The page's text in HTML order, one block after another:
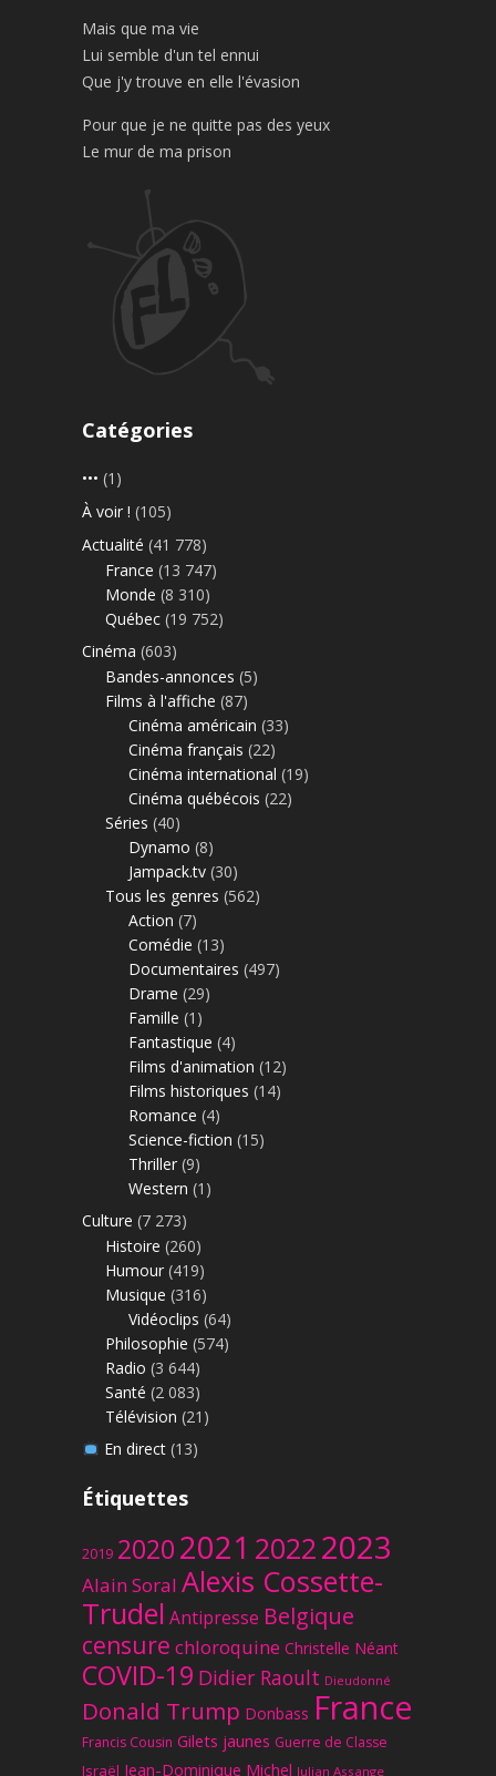
Mais que ma vie
Lui semble d'un tel ennui
Que j'y trouve en elle l'évasion
Pour que je ne quitte pas des yeux
Le mur de ma prison
Catégories
••• (1)
À voir ! (105)
Actualité (41 778)
France (13 747)
Monde (8 310)
Québec (19 752)
Cinéma (603)
Bandes-annonces (5)
Films à l'affiche (87)
Cinéma américain (33)
Cinéma français (22)
Cinéma international (19)
Cinéma québécois (22)
Séries (40)
Dynamo (8)
Jampack.tv (30)
Tous les genres (562)
Action (7)
Comédie (13)
Documentaires (497)
Drame (29)
Famille (1)
Fantastique (4)
Films d'animation (12)
Films historiques (14)
Romance (4)
Science-fiction (15)
Thriller (9)
Western (1)
Culture (7 273)
Histoire (260)
Humour (419)
Musique (316)
Vidéoclips (64)
Philosophie (574)
Radio (3 644)
Santé (2 083)
Télévision (21)
En direct(13)
Étiquettes
2019 20202021 20222023
Alain Soral Alexis Cossette-
Trudel Antipresse Belgique
censure chloroquine Christelle Néant
COVID-19 Didier Raoult Dieudonné
Donald Trump Donbass France
Francis Cousin Gilets jaunes Guerre de Classe
Israël Jean-Dominique Michel Julian Assange